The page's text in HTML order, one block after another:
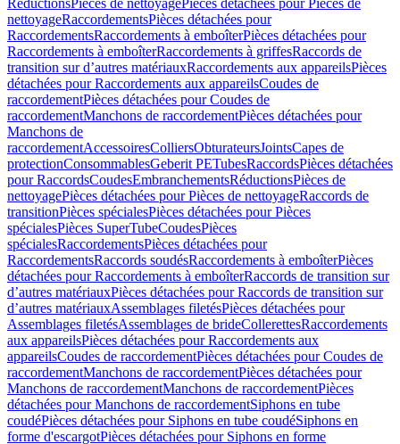
RéductionsPièces de nettoyagePièces détachées pour Pièces de
nettoyageRaccordementsPièces détachées pour
RaccordementsRaccordements à emboîterPièces détachées pour
Raccordements à emboîterRaccordements à griffesRaccords de
transition sur d’autres matériauxRaccordements aux appareilsPièces
détachées pour Raccordements aux appareilsCoudes de
raccordementPièces détachées pour Coudes de
raccordementManchons de raccordementPièces détachées pour
Manchons de
raccordementAccessoiresColliersObturateursJointsCapes de
protectionConsommablesGeberit PETubesRaccordsPièces détachées
pour RaccordsCoudesEmbranchementsRéductionsPièces de
nettoyagePièces détachées pour Pièces de nettoyageRaccords de
transitionPièces spécialesPièces détachées pour Pièces
spécialesPièces SuperTubeCoudesPièces
spécialesRaccordementsPièces détachées pour
RaccordementsRaccords soudésRaccordements à emboîterPièces
détachées pour Raccordements à emboîterRaccords de transition sur
d’autres matériauxPièces détachées pour Raccords de transition sur
d’autres matériauxAssemblages filetésPièces détachées pour
Assemblages filetésAssemblages de brideCollerettesRaccordements
aux appareilsPièces détachées pour Raccordements aux
appareilsCoudes de raccordementPièces détachées pour Coudes de
raccordementManchons de raccordementPièces détachées pour
Manchons de raccordementManchons de raccordementPièces
détachées pour Manchons de raccordementSiphons en tube
coudéPièces détachées pour Siphons en tube coudéSiphons en
forme d'escargotPièces détachées pour Siphons en forme